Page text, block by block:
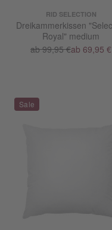
RID SELECTION
Dreikammerkissen
Royal" medium
ab 99,95 €ab 69,95 €